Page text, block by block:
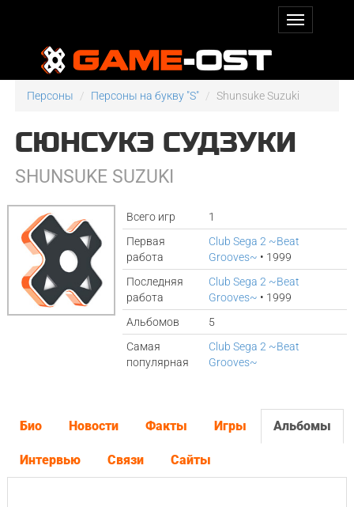
Персоны Персоны на букву "S" Shunsuke Suzuki
СЮНСУКЭ СУДЗУКИ
SHUNSUKE SUZUKI
Всего игр
1
Первая
работа
Club Sega 2 ~Beat
Grooves~ • 1999
Последняя
работа
Club Sega 2 ~Beat
Grooves~ • 1999
Альбомов
5
Самая
популярная
Club Sega 2 ~Beat
Grooves~
Био Новости Факты Игры Альбомы
Интервью Связи Сайты